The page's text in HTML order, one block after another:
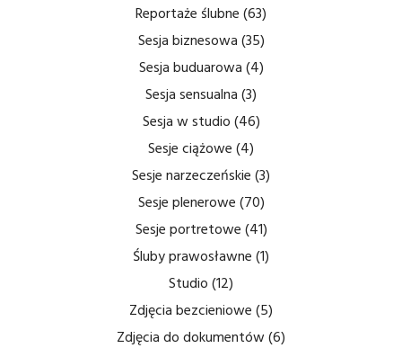
Reportaże ślubne(63)
Sesja biznesowa(35)
Sesja buduarowa(4)
Sesja sensualna(3)
Sesja w studio(46)
Sesje ciążowe(4)
Sesje narzeczeńskie(3)
Sesje plenerowe(70)
Sesje portretowe(41)
Śluby prawosławne(1)
Studio(12)
Zdjęcia bezcieniowe(5)
Zdjęcia do dokumentów(6)